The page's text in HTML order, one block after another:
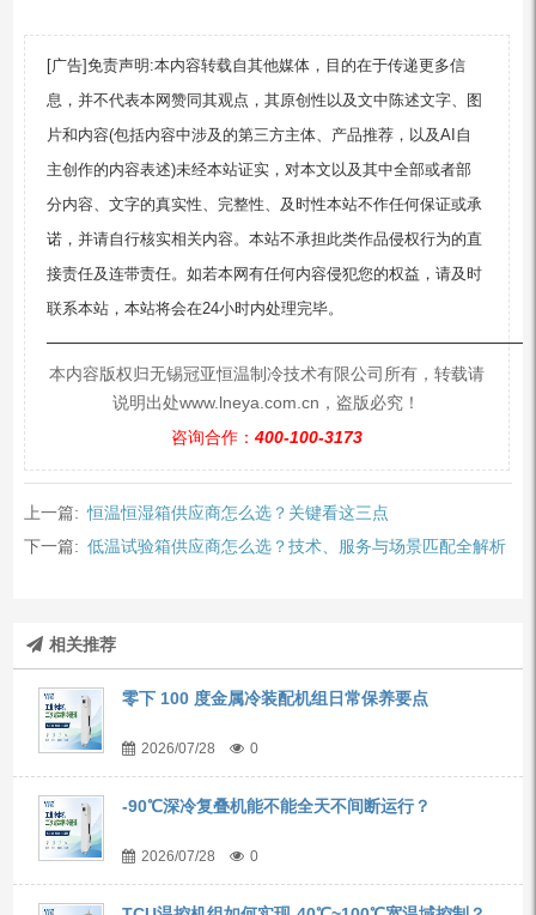
[广告]免责声明:本内容转载自其他媒体，目的在于传递更多信
息，并不代表本网赞同其观点，其原创性以及文中陈述文字、图
片和内容(包括内容中涉及的第三方主体、产品推荐，以及AI自
主创作的内容表述)未经本站证实，对本文以及其中全部或者部
分内容、文字的真实性、完整性、及时性本站不作任何保证或承
诺，并请自行核实相关内容。本站不承担此类作品侵权行为的直
接责任及连带责任。如若本网有任何内容侵犯您的权益，请及时
联系本站，本站将会在24小时内处理完毕。
本内容版权归无锡冠亚恒温制冷技术有限公司所有，转载请
说明出处www.lneya.com.cn，盗版必究！
咨询合作： 400-100-3173
上一篇: 恒温恒湿箱供应商怎么选？关键看这三点
下一篇: 低温试验箱供应商怎么选？技术、服务与场景匹配全解析
相关推荐
零下 100 度金属冷装配机组日常保养要点
2026/07/28 0
-90℃深冷复叠机能不能全天不间断运行？
2026/07/28 0